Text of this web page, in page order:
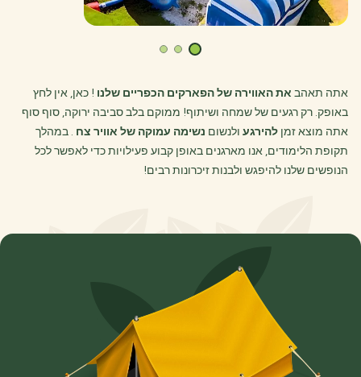
אתה תאהב את האווירה של הפארקים הכפריים שלנו ! כאן, אין לחץ
באופק. רק רגעים של שמחה ושיתוף! ממוקם בלב סביבה ירוקה, סוף סוף
אתה מוצא זמן להירגע ולנשום נשימה עמוקה של אוויר צח . במהלך
תקופת הלימודים, אנו מארגנים באופן קבוע פעילויות כדי לאפשר לכל
הנופשים שלנו להיפגש ולבנות זיכרונות רבים!